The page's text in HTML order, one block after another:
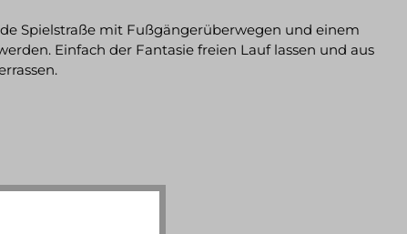
Spielstraße mit Fußgängerüberwegen und einem
Einfach der Fantasie freien Lauf lassen und aus